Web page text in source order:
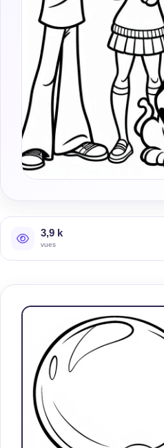
3,9 k
vues